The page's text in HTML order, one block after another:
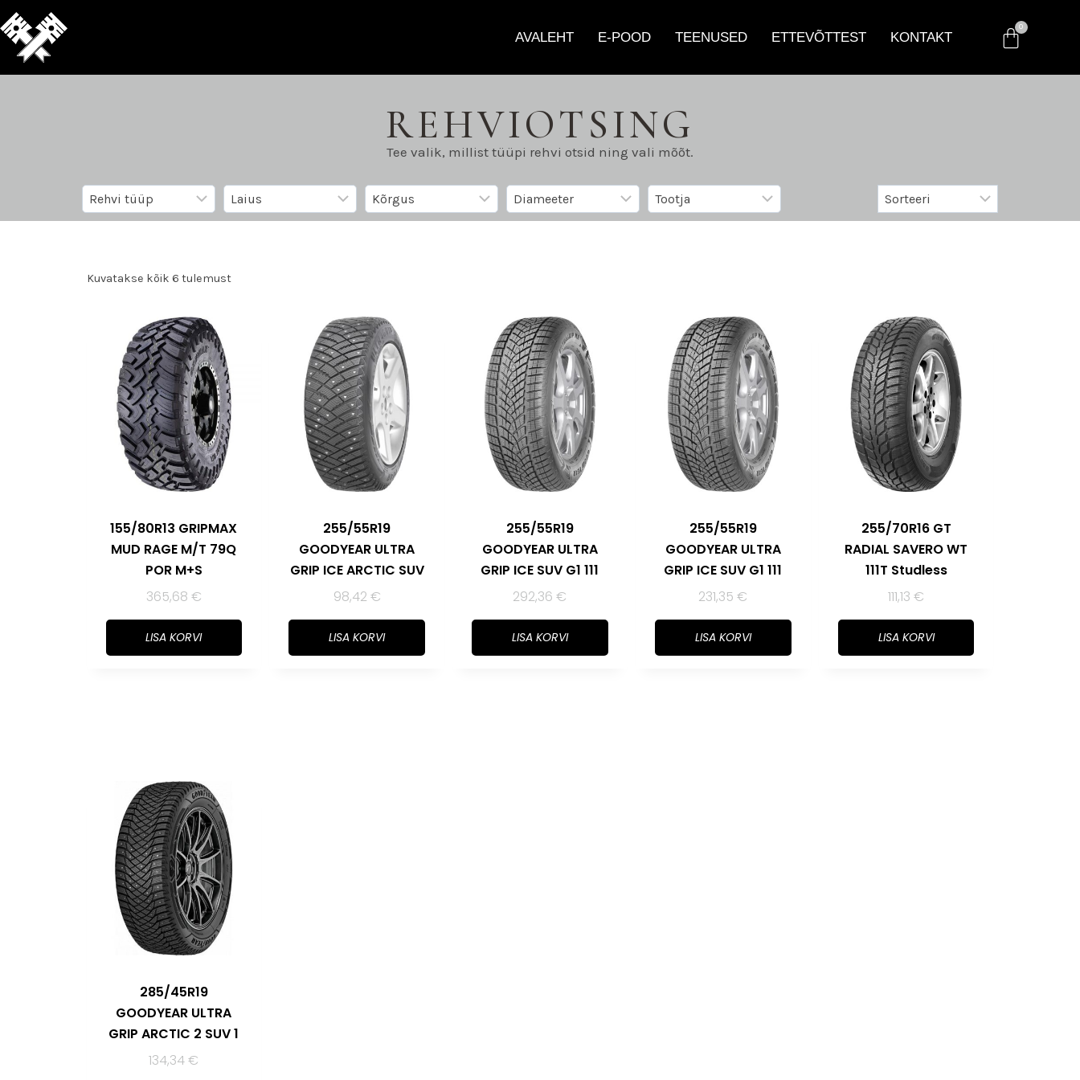
AVALEHT E-POOD TEENUSED ETTEVÕTTEST KONTAKT
REHVIOTSING
Tee valik, millist tüüpi rehvi otsid ning vali mõõt.
Kuvatakse kõik 6 tulemust
155/80R13 GRIPMAX
MUD RAGE M/T 79Q
POR M+S
365,68 €
LISA KORVI
255/55R19
GOODYEAR ULTRA
GRIP ICE ARCTIC SUV
98,42 €
LISA KORVI
255/55R19
GOODYEAR ULTRA
GRIP ICE SUV G1 111
292,36€
LISA KORVI
255/55R19
GOODYEAR ULTRA
GRIP ICE SUV G1 111
231,35€
LISA KORVI
255/70R16 GT
RADIAL SAVERO WT
111T Studless
111,13€
LISA KORVI
285/45R19
GOODYEAR ULTRA
GRIP ARCTIC 2 SUV 1
134,34€